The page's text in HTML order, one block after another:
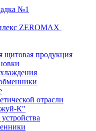
№1
ZEROMAX
продукция
отрасли
К"